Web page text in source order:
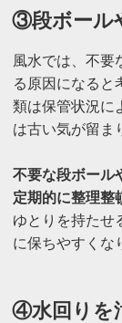
③段ボール
風水では、不要
る原因になると
類は保管状況に
は古い気が留ま
不要な段ボール
定期的に整理整
ゆとりを持たせ
に保ちやすくな
④水回りを